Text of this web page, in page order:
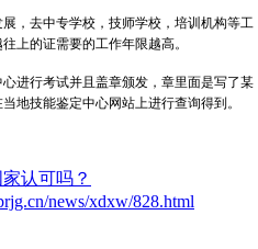
去中专学校，技师学校，培训机构等工
上的证需要的工作年限越高。
行考试并且盖章颁发，章里面是写了某
地技能鉴定中心网站上进行查询得到。
认可吗？
news/xdxw/828.html